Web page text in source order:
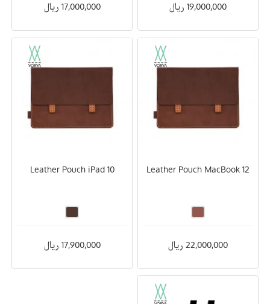
19,000,000 ریال 17,000,000 ریال
Leather Pouch MacBook 12
22,000,000 ریال
Leather Pouch iPad 10
17,900,000 ریال